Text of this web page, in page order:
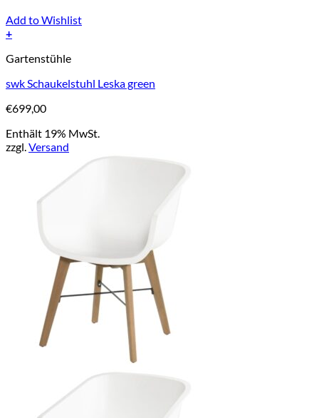
Add to Wishlist
+
Gartenstühle
swk Schaukelstuhl Leska green
€699,00
Enthält 19% MwSt.
zzgl.Versand